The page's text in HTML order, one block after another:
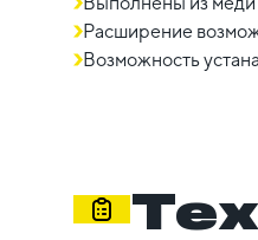
Расширение
Возможность